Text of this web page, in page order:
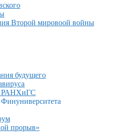
Второй мировоой войны
будущего
РАНХиГС
прорыв»